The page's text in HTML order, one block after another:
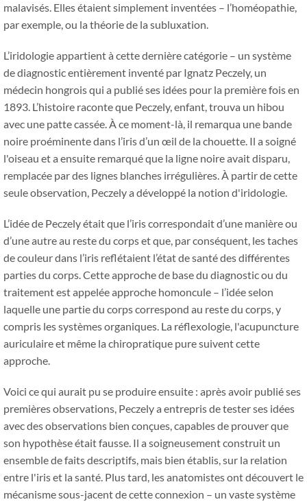
malavisés. Elles étaient simplement inventées – l’homéopathie,
par exemple, ou la théorie de la subluxation.
L’iridologie appartient à cette dernière catégorie – un système
de diagnostic entièrement inventé par Ignatz Peczely, un
médecin hongrois qui a publié ses idées pour la première fois en
1893. L’histoire raconte que Peczely, enfant, trouva un hibou
avec une patte cassée. À ce moment-là, il remarqua une bande
noire proéminente dans l’iris d’un œil de la chouette. Il a soigné
l'oiseau et a ensuite remarqué que la ligne noire avait disparu,
remplacée par des lignes blanches irrégulières. À partir de cette
seule observation, Peczely a développé la notion d'iridologie.
L’idée de Peczely était que l’iris correspondait d’une manière ou
d’une autre au reste du corps et que, par conséquent, les taches
de couleur dans l’iris reflétaient l’état de santé des différentes
parties du corps. Cette approche de base du diagnostic ou du
traitement est appelée approche homoncule – l’idée selon
laquelle une partie du corps correspond au reste du corps, y
compris les systèmes organiques. La réflexologie, l'acupuncture
auriculaire et même la chiropratique pure suivent cette
approche.
Voici ce qui aurait pu se produire ensuite : après avoir publié ses
premières observations, Peczely a entrepris de tester ses idées
avec des observations bien conçues, capables de prouver que
son hypothèse était fausse. Il a soigneusement construit un
ensemble de faits descriptifs, mais bien établis, sur la relation
entre l'iris et la santé. Plus tard, les anatomistes ont découvert le
mécanisme sous-jacent de cette connexion – un vaste système